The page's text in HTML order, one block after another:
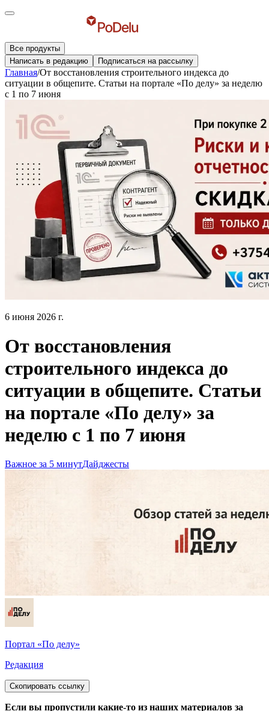
Все продукты
Написать в редакцию
Подписаться на рассылку
Главная/От восстановления строительного индекса до
ситуации в общепите. Статьи на портале «По делу» за неделю
с 1 по 7 июня
6 июня 2026 г.
От восстановления
строительного индекса до
ситуации в общепите. Статьи
на портале «По делу» за
неделю с 1 по 7 июня
Важное за 5 минутДайджесты
Портал «По делу»
Редакция
Скопировать ссылку
Если вы пропустили какие-то из наших материалов за